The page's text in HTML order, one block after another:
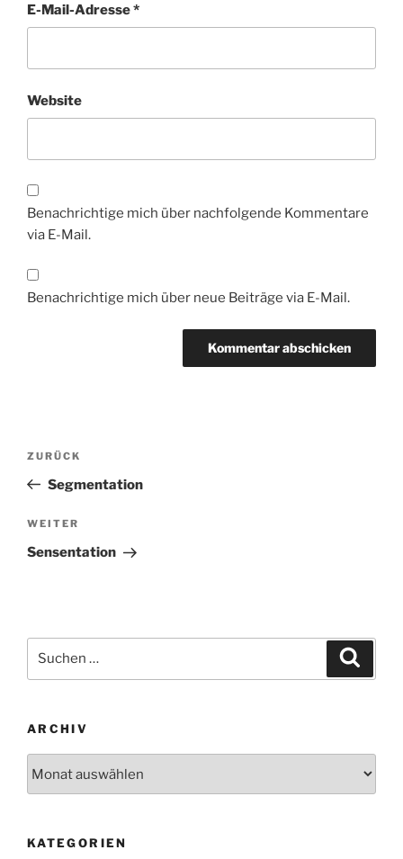
E-Mail-Adresse*
Website
Benachrichtige mich über nachfolgende Kommentare
via E-Mail.
Benachrichtige mich über neue Beiträge via E-Mail.
Beitragsnavigation
Vorheriger
Beitrag
ZURÜCK
Segmentation
Nächster
Beitrag
WEITER
Sensentation
nach:
ARCHIV
KATEGORIEN